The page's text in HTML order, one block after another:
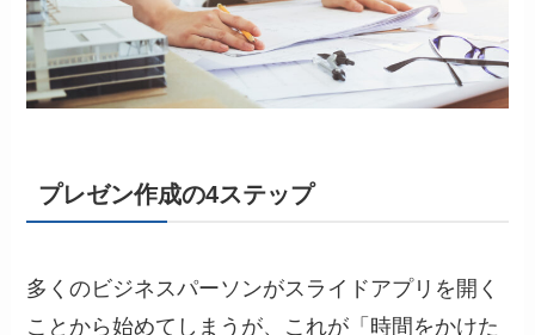
プレゼン作成の4ステップ
多くのビジネスパーソンがスライドアプリを開く
ことから始めてしまうが、これが「時間をかけた